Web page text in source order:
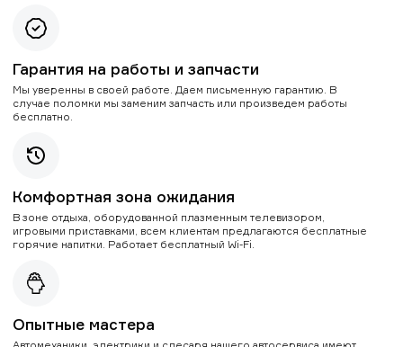
Гарантия на работы и запчасти
Мы уверенны в своей работе. Даем письменную гарантию. В
случае поломки мы заменим запчасть или произведем работы
бесплатно.
Комфортная зона ожидания
В зоне отдыха, оборудованной плазменным телевизором,
игровыми приставками, всем клиентам предлагаются бесплатные
горячие напитки. Работает бесплатный Wi-Fi.
Опытные мастера